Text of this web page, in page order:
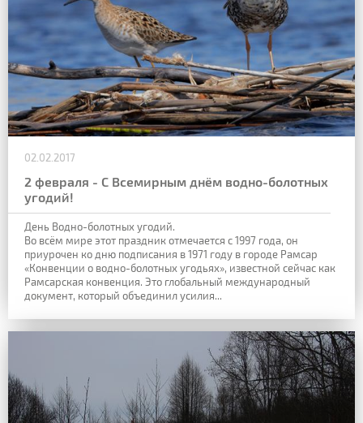
02.02.2017
2 февраля - С Всемирным днём водно-болотных
угодий!
День Водно-болотных угодий.
Во всём мире этот праздник отмечается с 1997 года, он
приурочен ко дню подписания в 1971 году в городе Рамсар
«Конвенции о водно-болотных угодьях», известной сейчас как
Рамсарская конвенция. Это глобальный международный
документ, который объединил усилия...